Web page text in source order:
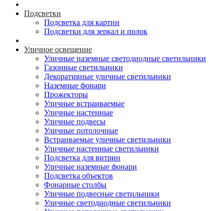
Подсветки
Подсветка для картин
Подсветки для зеркал и полок
Уличное освещение
Уличные наземные светодиодные светильники
Газонные светильники
Декоративные уличные светильники
Наземные фонари
Прожекторы
Уличные встраиваемые
Уличные настенные
Уличные подвесы
Уличные потолочные
Встраиваемые уличные светильники
Уличные настенные светильники
Подсветка для витрин
Уличные наземные фонари
Подсветка объектов
Фонарные столбы
Уличные подвесные светильники
Уличные светодиодные светильники